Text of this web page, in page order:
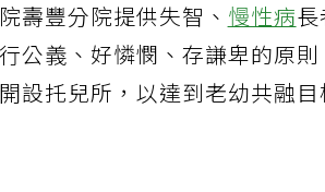
壽豐分院提供失智、慢性病
公義、好憐憫、存謙卑的原
設托兒所，以達到老幼共融